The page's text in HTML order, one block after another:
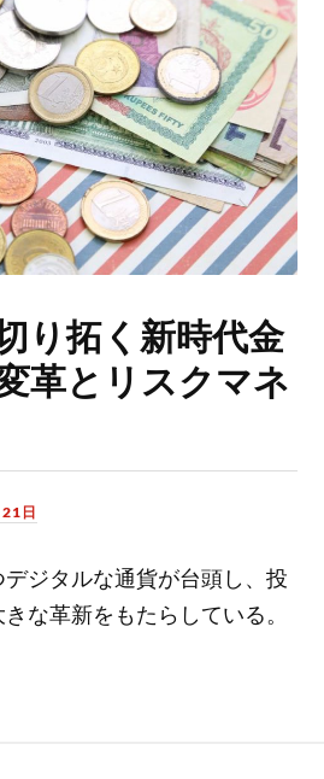
り拓く新時代金
革とリスクマネ
日
ジタルな通貨が台頭し、投
な革新をもたらしている。